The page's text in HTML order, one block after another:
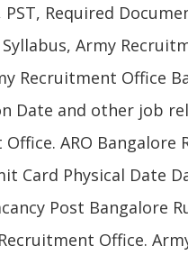
Required
Army
Recruitment Office
Date and other job
ARO Bangalore
Card Physical Date
Post Bangalore
Office.